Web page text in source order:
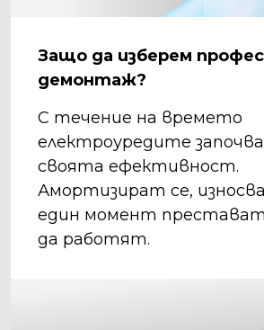
Защо да изберем
демонтаж?
С течение на времето
електроуредите
своята ефективност.
Амортизират се,
един момент
да работят.